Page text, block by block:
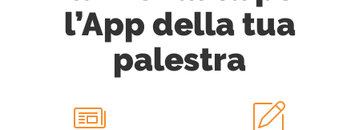
l’App della tua
palestra